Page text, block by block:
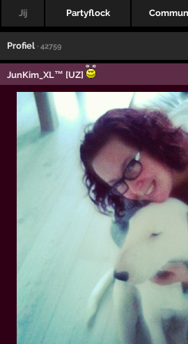
Jij Partyflock
Profiel · 42759
JunKim_XL™ [UZ]